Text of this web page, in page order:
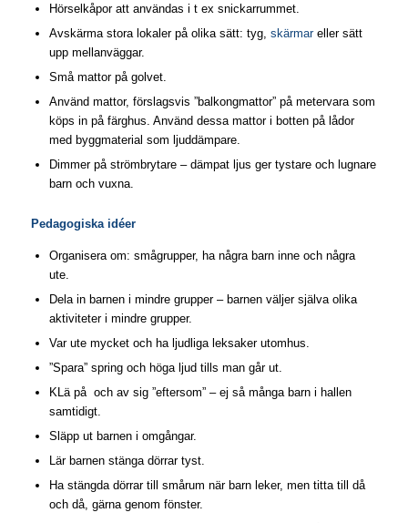
Hörselkåpor att användas i t ex snickarrummet.
Avskärma stora lokaler på olika sätt: tyg, skärmareller sätt
upp mellanväggar.
Små mattor på golvet.
Använd mattor, förslagsvis ”balkongmattor” på metervara som
köps in på färghus. Använd dessa mattor i botten på lådor
med byggmaterial som ljuddämpare.
Dimmer på strömbrytare – dämpat ljus ger tystare och lugnare
barn och vuxna.
Pedagogiska idéer
Organisera om: smågrupper, ha några barn inne och några
ute.
Dela in barnen i mindre grupper – barnen väljer själva olika
aktiviteter i mindre grupper.
Var ute mycket och ha ljudliga leksaker utomhus.
”Spara” spring och höga ljud tills man går ut.
KLä på och av sig ”eftersom” – ej så många barn i hallen
samtidigt.
Släpp ut barnen i omgångar.
Lär barnen stänga dörrar tyst.
Ha stängda dörrar till smårum när barn leker, men titta till då
och då, gärna genom fönster.